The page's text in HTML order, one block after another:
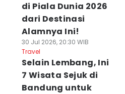
di Piala Dunia 2026
dari Destinasi
Alamnya Ini!
30 Jul 2026, 20:30 WIB
Travel
Selain Lembang, Ini
7 Wisata Sejuk di
Bandung untuk